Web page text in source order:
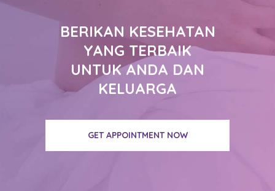
BERIKAN KESEHATAN
YANG TERBAIK
UNTUK ANDA DAN
KELUARGA
GET APPOINTMENT NOW